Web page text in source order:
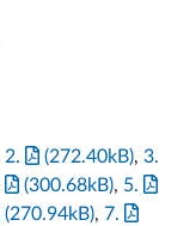
2. (272.40kB),3.
(300.68kB), 5.
(270.94kB), 7.